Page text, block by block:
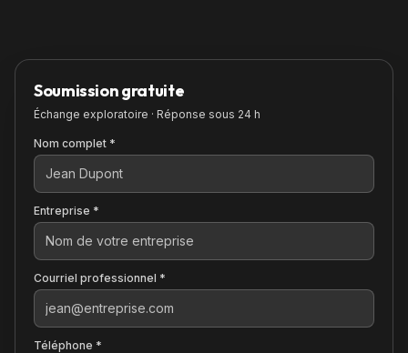
Soumission gratuite
Échange exploratoire · Réponse sous 24 h
Nom complet *
Entreprise *
Courriel professionnel *
Téléphone *